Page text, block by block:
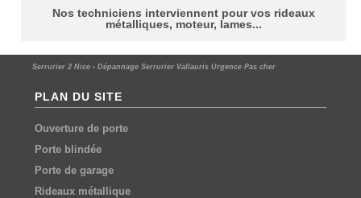
Nos techniciens interviennent pour vos rideaux
métalliques, moteur, lames...
Serrurier 2 Nice › Dépannage Serrurier Vallauris Urgence Pas cher
PLAN DU SITE
Ouverture de porte
Porte blindée
Porte de garage
Rideaux métallique